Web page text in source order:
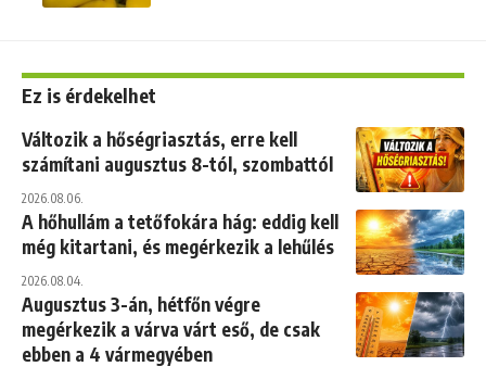
Ez is érdekelhet
Változik a hőségriasztás, erre kell
számítani augusztus 8-tól, szombattól
2026.08.06.
A hőhullám a tetőfokára hág: eddig kell
még kitartani, és megérkezik a lehűlés
2026.08.04.
Augusztus 3-án, hétfőn végre
megérkezik a várva várt eső, de csak
ebben a 4 vármegyében